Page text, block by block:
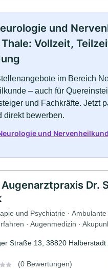
und
Vollzeit,
im Bereich
– auch für
und Fachkräfte. Jetzt
direkt bewerben.
und
Dr.
und Psychiatrie · Ambulante
· Augenmedizin ·
Straße 13, 38820 Halberstadt
(0 Bewertungen)